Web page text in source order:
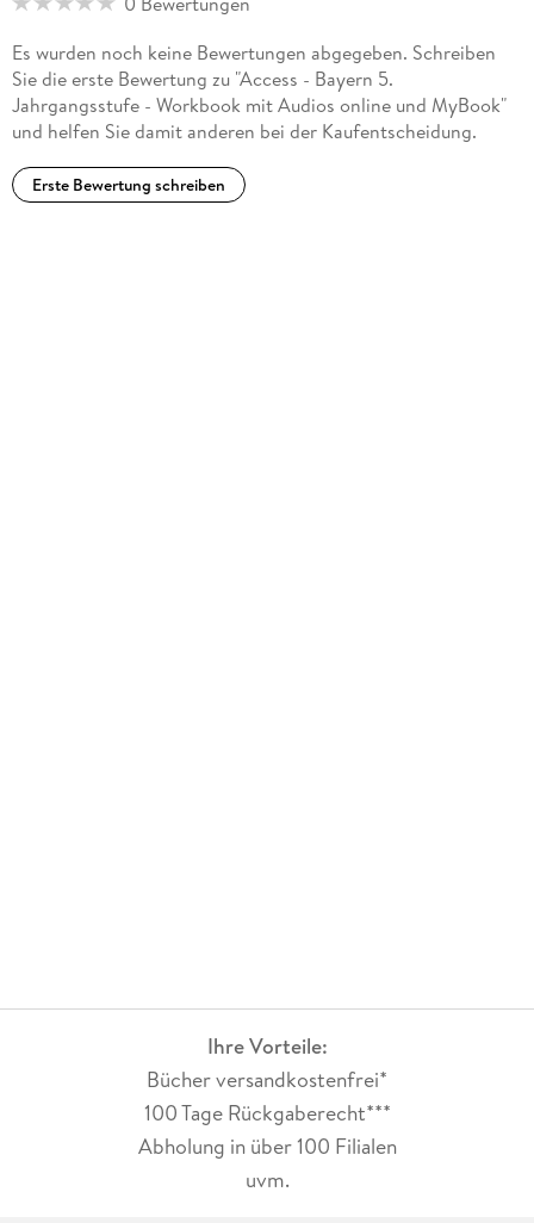
Es wurden noch keine Bewertungen abgegeben. Schreiben
Sie die erste Bewertung zu "Access - Bayern 5.
Jahrgangsstufe - Workbook mit Audios online und MyBook"
und helfen Sie damit anderen bei der Kaufentscheidung.
Erste Bewertung schreiben
Ihre Vorteile:
Bücher versandkostenfrei*
100 Tage Rückgaberecht***
Abholung in über 100 Filialen
uvm.